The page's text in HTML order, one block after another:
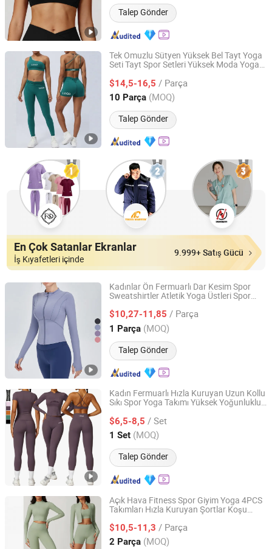
Talep Gönder
Tek Omuzlu Sütyen Yüksek Bel Tayt Yoga
Seti Tayt Spor Setleri Yüksek Moda Yoga
$14,5-16,5 / Parça
10 Parça (MOQ)
Talep Gönder
Yiwu City Tenbest Garment Co., Ltd
Zhejiang, China Fiyat 2024
En Çok Satanlar Ekranlar
İş Kıyafetleri içinde
9.999+ Satış Gücü
Kadınlar Ön Fermuarlı Dar Kesim Spor
Sweatshirtler Atletik Yoga Üstleri Spor
Giyimi
$10,27-11,85 / Parça
1 Parça (MOQ)
Talep Gönder
Xiamen Evaricky Trading Co., Ltd.
Fujian, China Fiyat 2022
Kadın Fermuarlı Hızla Kuruyan Uzun Kollu
Sıkı Spor Yoga Takımı Yüksek Yoğunluklu
$6,5-8,5 / Set
1 Set (MOQ)
Talep Gönder
Xiamen Meiju Garment Co., Ltd.
Fujian, China Fiyat 2022
Açık Hava Fitness Spor Giyim Yoga 4PCS
Takımları Hızla Kuruyan Şortlar Koşu
Yüksek Bel Taytlar Spor Sütyeni Kadınlar
için
$10,5-11,3 / Parça
2 Parça (MOQ)
Efirsty Enterprise (Anhui) Co., Ltd.
Anhui, China Fiyat 2022